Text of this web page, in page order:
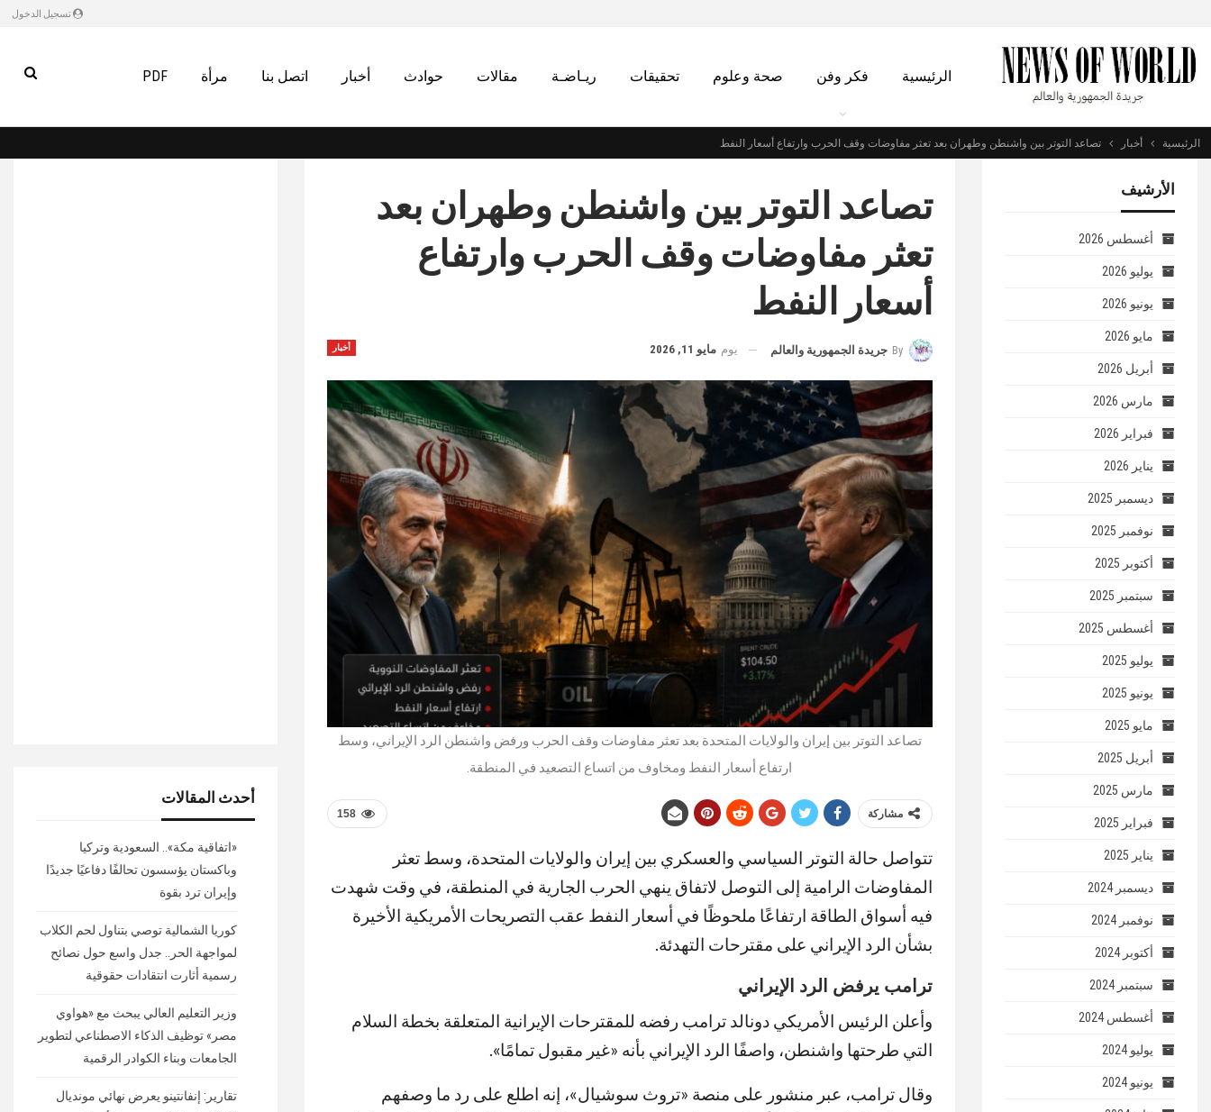
تسجيل الدخول
الرئيسية فكر وفن صحة وعلوم تحقيقات ريـاضـة مقالات حوادث أخبار اتصل بنا مرأة PDF
الرئيسية أخبار تصاعد التوتر بين واشنطن وطهران بعد تعثر مفاوضات وقف الحرب وارتفاع أسعار النفط
تصاعد التوتر بين واشنطن وطهران بعد
تعثر مفاوضات وقف الحرب وارتفاع
أسعار النفط
أخبار By جريدة الجمهورية والعالم يوم مايو 11, 2026
تصاعد التوتر بين إيران والولايات المتحدة بعد تعثر مفاوضات وقف الحرب ورفض واشنطن الرد الإيراني، وسط
ارتفاع أسعار النفط ومخاوف من اتساع التصعيد في المنطقة.
158 مشاركة
تتواصل حالة التوتر السياسي والعسكري بين إيران والولايات المتحدة، وسط تعثر
المفاوضات الرامية إلى التوصل لاتفاق ينهي الحرب الجارية في المنطقة، في وقت شهدت
فيه أسواق الطاقة ارتفاعًا ملحوظًا في أسعار النفط عقب التصريحات الأمريكية الأخيرة
بشأن الرد الإيراني على مقترحات التهدئة.
ترامب يرفض الرد الإيراني
وأعلن الرئيس الأمريكي دونالد ترامب رفضه للمقترحات الإيرانية المتعلقة بخطة السلام
التي طرحتها واشنطن، واصفًا الرد الإيراني بأنه «غير مقبول تمامًا».
وقال ترامب، عبر منشور على منصة «تروث سوشيال»، إنه اطلع على رد ما وصفهم
أحدث المقالات
«اتفاقية مكة».. السعودية وتركيا
وباكستان يؤسسون تحالفًا دفاعيًا جديدًا
وإيران ترد بقوة
كوريا الشمالية توصي بتناول لحم الكلاب
لمواجهة الحر.. جدل واسع حول نصائح
رسمية أثارت انتقادات حقوقية
وزير التعليم العالي يبحث مع «هواوي
مصر» توظيف الذكاء الاصطناعي لتطوير
الجامعات وبناء الكوادر الرقمية
تقارير: إنفانتينو يعرض نهائي مونديال
الأرشيف
أغسطس 2026
يوليو 2026
يونيو 2026
مايو 2026
أبريل 2026
مارس 2026
فبراير 2026
يناير 2026
ديسمبر 2025
نوفمبر 2025
أكتوبر 2025
سبتمبر 2025
أغسطس 2025
يوليو 2025
يونيو 2025
مايو 2025
أبريل 2025
مارس 2025
فبراير 2025
يناير 2025
ديسمبر 2024
نوفمبر 2024
أكتوبر 2024
سبتمبر 2024
أغسطس 2024
يوليو 2024
يونيو 2024